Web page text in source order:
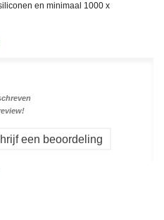
en minimaal 1000 x
een beoordeling